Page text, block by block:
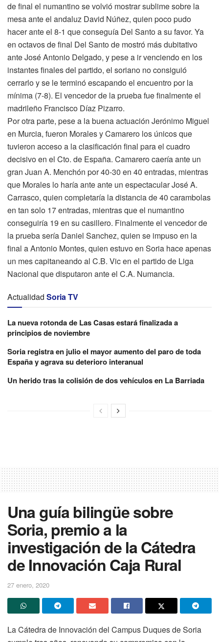
de final el numantino se volvió mostrar sublime sobre la
mesa ante el andaluz David Núñez, quien poco pudo
hacer ante el 8-1 que conseguía Del Santo a su favor. Ya
en octavos de final Del Santo de mostró más dubitativo
ante José Antonio Delgado, y pese a ir venciendo en los
instantes finales del partido, el soriano no consiguió
cerrarlo y se le terminó escapando el encuentro por la
mínima (7-8). El vencedor de la prueba fue finalmente el
madrileño Francisco Díaz Pizarro.
Por otra parte, pese a la buena actuación Jerónimo Miguel
en Murcia, fueron Morales y Camarero los únicos que
tuvieron acceso a la clasificación final para el cuadro
decisivo en el Cto. de España. Camarero caería ante un
gran Juan A. Menchón por 40-30 en 40 entradas, mientras
que Morales lo haría ante ante un espectacular José A.
Carrasco, quien completaría la distancia de 40 carambolas
en tan solo 17 entradas, mientras que el numantino
conseguiría 19 en su casillero. Finalmente el vencedor de
la prueba sería Daniel Sanchez, quien se impuso en la
final a Antonio Montes, quien estuvo en Soria hace apenas
un mes capitaneando al C.B. Vic en el partido de Liga
Nacional que disputaron ante el C.A. Numancia.
Actualidad Soria TV
La nueva rotonda de Las Casas estará finalizada a
principios de noviembre
Soria registra en julio el mayor aumento del paro de toda
España y agrava su deterioro interanual
Un herido tras la colisión de dos vehículos en La Barriada
Una guía bilingüe sobre
Soria, premio a la
investigación de la Cátedra
de Innovación Caja Rural
27 enero, 2020
La Cátedra de Innovación del Campus Duques de Soria